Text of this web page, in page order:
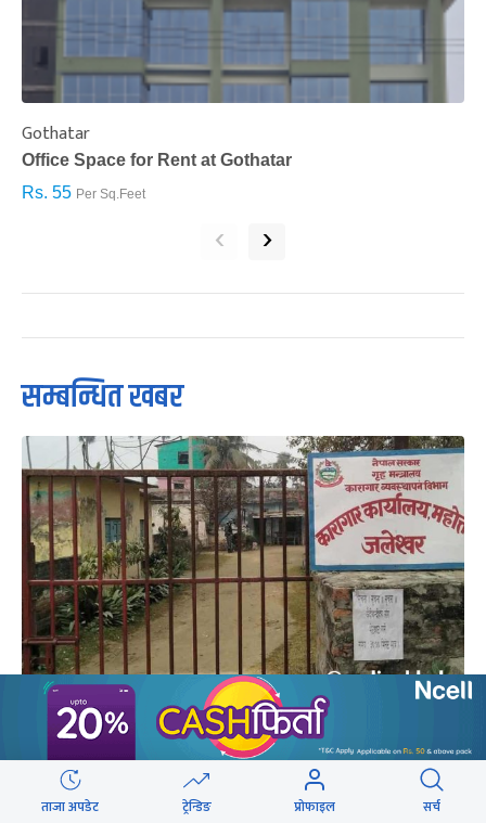
Gothatar
Office Space for Rent at Gothatar
Rs. 55 Per Sq.Feet
‹ ›
सम्बन्धित खबर
कारागारलाई सुधार गृहमा रुपान्तरण गरिने
ताजा अपडेट ट्रेन्डिङ प्रोफाइल सर्च